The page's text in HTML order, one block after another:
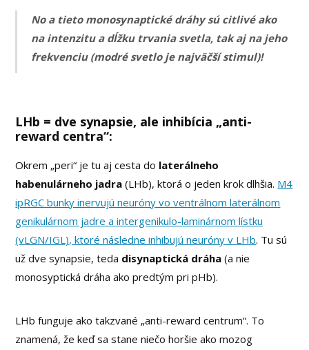
No a tieto monosynaptické dráhy sú citlivé ako
na intenzitu a dĺžku trvania svetla, tak aj na jeho
frekvenciu (modré svetlo je najväčší stimul)!
LHb = dve synapsie, ale inhibícia „anti-
reward centra“:
Okrem „peri“ je tu aj cesta do laterálneho
habenulárneho jadra(LHb), ktorá o jeden krok dlhšia. M4
ipRGC bunky inervujú neuróny vo ventrálnom laterálnom
genikulárnom jadre a intergenikulo-laminárnom lístku
(vLGN/IGL), ktoré následne inhibujú neuróny v LHb. Tu sú
už dve synapsie, teda disynaptická dráha (a nie
monosyptická dráha ako predtým pri pHb).
LHb funguje ako takzvané „anti-reward centrum“. To
znamená, že keď sa stane niečo horšie ako mozog